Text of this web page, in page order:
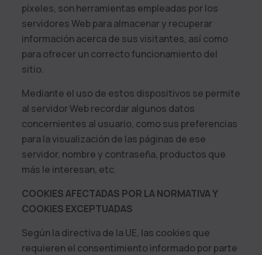
píxeles, son herramientas empleadas por los
servidores Web para almacenar y recuperar
información acerca de sus visitantes, así como
para ofrecer un correcto funcionamiento del
sitio.
Mediante el uso de estos dispositivos se permite
al servidor Web recordar algunos datos
concernientes al usuario, como sus preferencias
para la visualización de las páginas de ese
servidor, nombre y contraseña, productos que
más le interesan, etc.
COOKIES AFECTADAS POR LA NORMATIVA Y
COOKIES EXCEPTUADAS
Según la directiva de la UE, las cookies que
requieren el consentimiento informado por parte